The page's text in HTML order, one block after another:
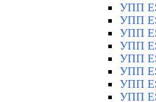
УПП
УПП
УПП
УПП
УПП
УПП
УПП
УПП